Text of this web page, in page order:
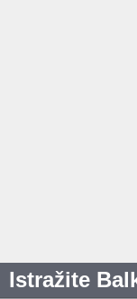
Istražite